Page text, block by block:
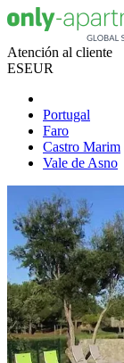
Atención al cliente
ESEUR
Portugal
Faro
Castro Marim
Vale de Asno